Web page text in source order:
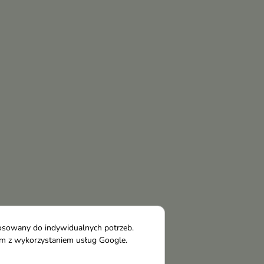
do indywidualnych potrzeb.
z wykorzystaniem usług Google.